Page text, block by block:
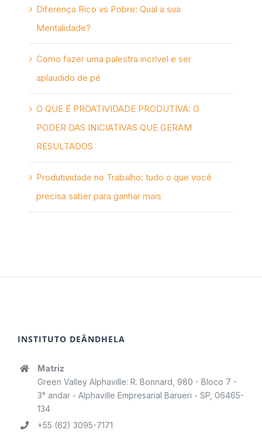
Diferença Rico vs Pobre: Qual a sua
Mentalidade?
Como fazer uma palestra incrível e ser
aplaudido de pé
O QUE É PROATIVIDADE PRODUTIVA: O
PODER DAS INICIATIVAS QUE GERAM
RESULTADOS
Produtividade no Trabalho: tudo o que você
precisa saber para ganhar mais
INSTITUTO DEÂNDHELA
Matriz
Green Valley Alphaville: R. Bonnard, 980 - Bloco 7 -
3° andar - Alphaville Empresarial Barueri - SP, 06465-
134
+55 (62) 3095-7171